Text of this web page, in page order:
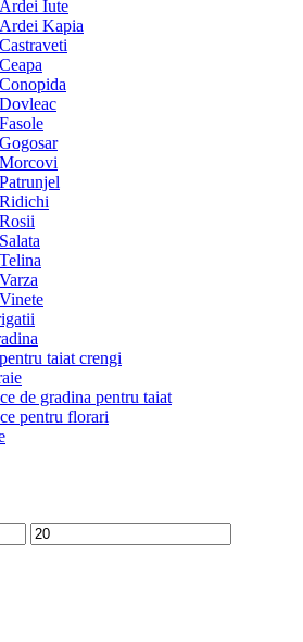
Ardei Iute
Ardei Kapia
Castraveti
Ceapa
Conopida
Dovleac
Fasole
Gogosar
Morcovi
Patrunjel
Ridichi
Rosii
Salata
Telina
Varza
Vinete
taiat crengi
de gradina pentru taiat
pentru florari
Preț
maxim